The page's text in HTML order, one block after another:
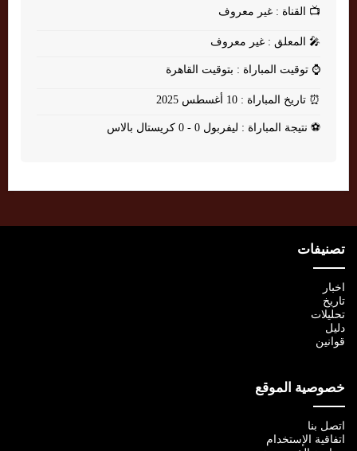
📺 القناة : غير معروف
🎤 المعلق : غير معروف
⌚ توقيت المباراة : بتوقيت القاهرة
⏰ تاريخ المباراة : 10 أغسطس 2025
⚽ نتيجة المباراة : ليفربول 0 - 0 كريستال بالاس
تصنيفات
اخبار
تاريخ
تحليلات
دليل
قوانين
خصوصية الموقع
اتصل بنا
اتفاقية الإستخدام